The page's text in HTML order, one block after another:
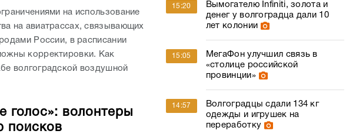
на использование
на авиатрассах, связывающих
России, в расписании
корректировки. Как
волгоградской воздушной
голос»: волонтеры
поисков
15:20
Вымогателю Infiniti, золота и
денег у волгоградца дали 10
лет колонии
15:05
МегаФон улучшил связь в
«столице российской
провинции»
14:57
Волгоградцы сдали 134 кг
одежды и игрушек на
переработку